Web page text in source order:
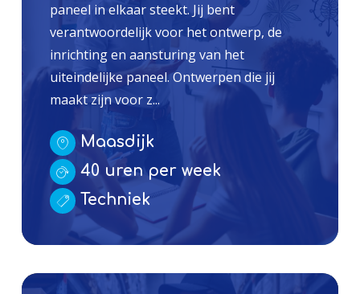
paneel in elkaar steekt. Jij bent
verantwoordelijk voor het ontwerp, de
inrichting en aansturing van het
uiteindelijke paneel. Ontwerpen die jij
maakt zijn voor z...
Maasdijk
40 uren per week
Techniek